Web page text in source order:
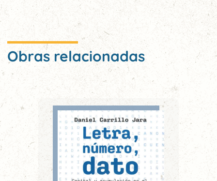
Obras relacionadas